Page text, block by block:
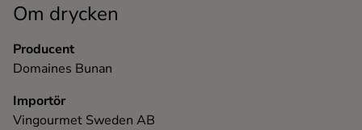
Om drycken
Producent
Domaines Bunan
Importör
Vingourmet Sweden AB